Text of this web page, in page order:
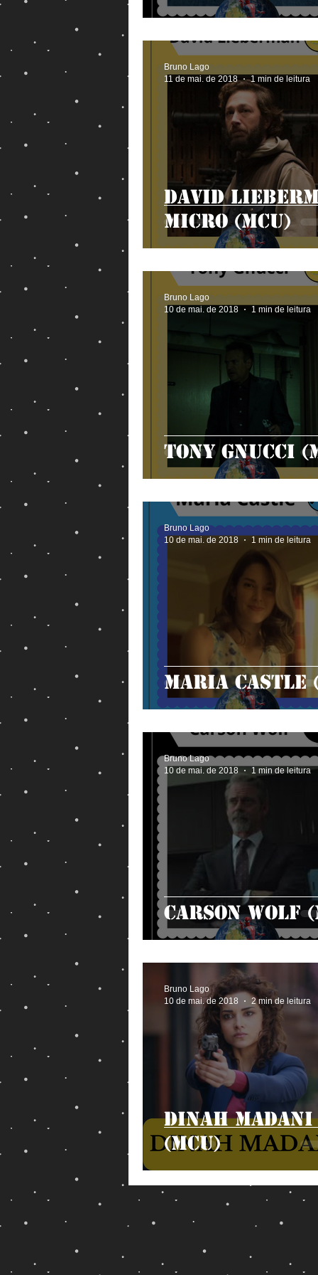
David
Micro (MCU)
Bruno Lago
11 de mai. de 2018
1 min de leitura
Tony Gnucci
Bruno Lago
10 de mai. de 2018
1 min de leitura
Maria Castle
Bruno Lago
10 de mai. de 2018
1 min de leitura
Carson Wolf
Bruno Lago
10 de mai. de 2018
1 min de leitura
Dinah Madani
(MCU)
Bruno Lago
10 de mai. de 2018
2 min de leitura